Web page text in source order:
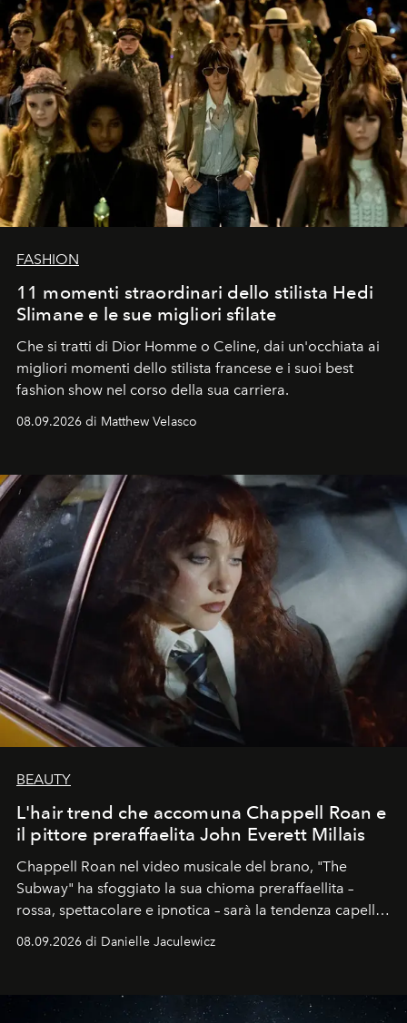
FASHION
11 momenti straordinari dello stilista Hedi
Slimane e le sue migliori sfilate
Che si tratti di Dior Homme o Celine, dai un'occhiata ai
migliori momenti dello stilista francese e i suoi best
fashion show nel corso della sua carriera.
08.09.2026 di Matthew Velasco
BEAUTY
L'hair trend che accomuna Chappell Roan e
il pittore preraffaelita John Everett Millais
Chappell Roan nel video musicale del brano, "The
Subway" ha sfoggiato la sua chioma preraffaellita –
rossa, spettacolare e ipnotica – sarà la tendenza capelli
dell'autunno?
08.09.2026 di Danielle Jaculewicz